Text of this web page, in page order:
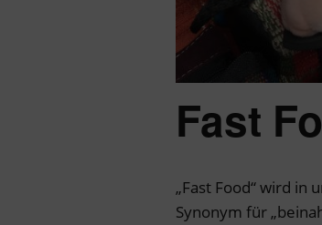
Fast
„Fast Food“ wird in
Synonym für